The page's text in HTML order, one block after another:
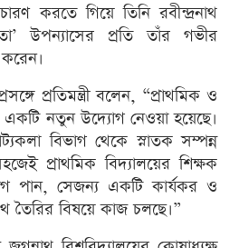
করতে গিয়ে তিনি রবীন্দ্রনাথ
উপন্যাসের প্রতি তাঁর গভীর
প্রতিমন্ত্রী বলেন, “প্রাথমিক ও
একটি নতুন উদ্যোগ নেওয়া হয়েছে।
বিভাগ থেকে স্নাতক সম্পন্ন
প্রাথমিক বিদ্যালয়ের শিক্ষক
পান, সেজন্য একটি কার্যকর ও
তৈরির বিষয়ে কাজ চলছে।”